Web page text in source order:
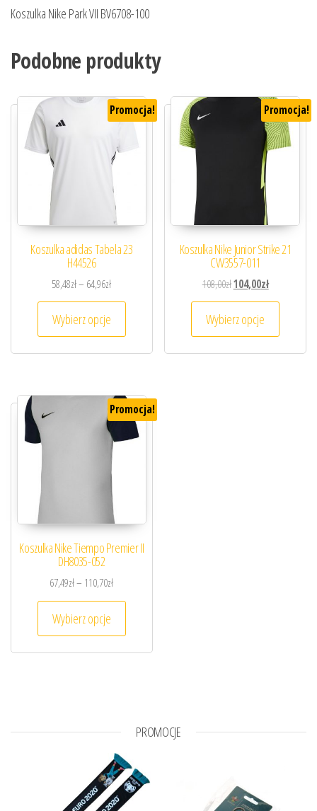
Koszulka Nike Park VII BV6708-100
Podobne produkty
Promocja!
Koszulka adidas Tabela 23
H44526
58,48zł– 64,96złZakres cen: od 58,48zł do 64,96zł
Wybierz opcje
Ten produkt ma wiele wariantów. Opcje
Promocja!
Koszulka Nike Junior Strike 21
CW3557-011
108,00złPierwotna cena
104,00złAktualna
Wybierz opcje
Ten
Promocja!
Koszulka Nike Tiempo Premier II
DH8035-052
67,49zł– 110,70złZakres cen: od 67,49zł do 110,70zł
Wybierz opcje
Ten produkt ma wiele wariantów. Opcje
PROMOCJE